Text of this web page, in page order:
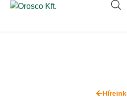
Híreink